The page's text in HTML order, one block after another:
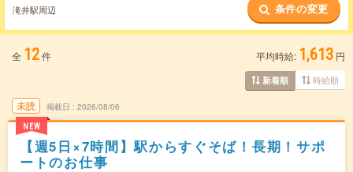
また、本町駅
など近隣駅のお仕事もご確
認いただけます。
滝井駅周辺 条件の変更
全 12件 平均時給: 1,613 円
新着順 時給順
未読
NEW
掲載日 2026/08/06
【週5日×7時間】駅からすぐそば！長期！サポ
ートのお仕事